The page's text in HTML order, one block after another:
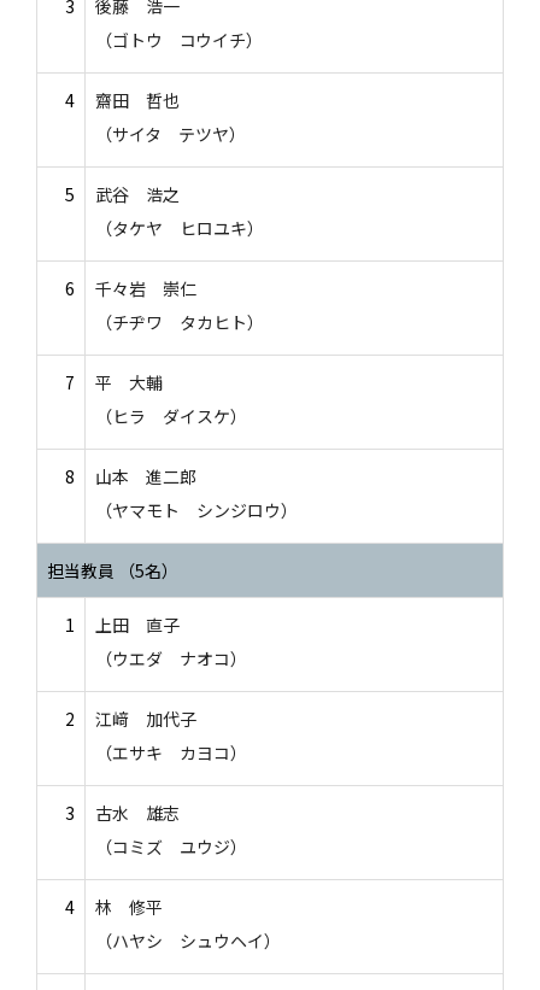
3
後藤 浩一
（ゴトウ コウイチ）
4
齋田 哲也
（サイタ テツヤ）
5
武谷 浩之
（タケヤ ヒロユキ）
6
千々岩 崇仁
（チヂワ タカヒト）
7
平 大輔
（ヒラ ダイスケ）
8
山本 進二郎
（ヤマモト シンジロウ）
担当教員 （5名）
1
上田 直子
（ウエダ ナオコ）
2
江﨑 加代子
（エサキ カヨコ）
3
古水 雄志
（コミズ ユウジ）
4
林 修平
（ハヤシ シュウヘイ）